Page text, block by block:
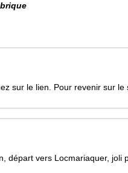
sur le lien. Pour revenir sur
départ vers Locmariaquer, joli